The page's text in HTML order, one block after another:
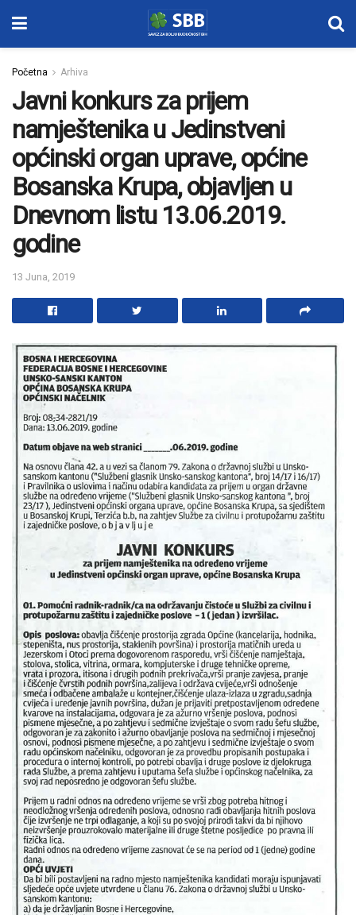
Početna Arhiva
Javni konkurs za prijem
namještenika u Jedinstveni
općinski organ uprave, općine
Bosanska Krupa, objavljen u
Dnevnom listu 13.06.2019.
godine
13 Juna, 2019